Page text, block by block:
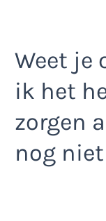
Weet je
ik het
zorgen
nog